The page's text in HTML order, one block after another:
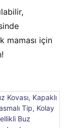
maması için